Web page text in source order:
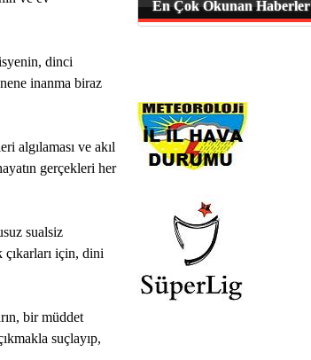
dinci
inanma biraz
algılaması ve akıl
gerçekleri her
sualsiz
için, dini
bir müddet
suçlayıp,
En Çok Okunan Haberler